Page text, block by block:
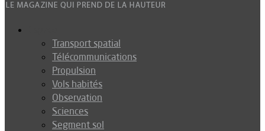
Transport spatial
Télécommunications
Propulsion
Vols habités
Observation
Sciences
Segment sol